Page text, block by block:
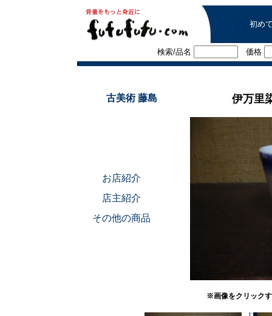
初め
検索/品名 価格
■
古美術 藤島 伊万里
お店紹介
店主紹介
その他の商品
※画像をクリック